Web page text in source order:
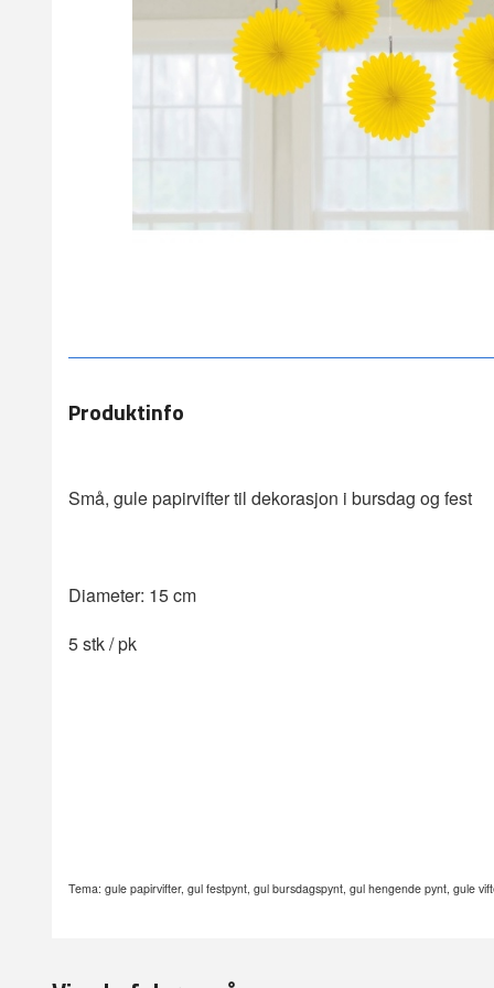
Produktinfo
Små, gule papirvifter til dekorasjon i bursdag og fest
Diameter: 15 cm
5 stk / pk
Tema: gule papirvifter, gul festpynt, gul bursdagspynt, gul hengende pynt, gule